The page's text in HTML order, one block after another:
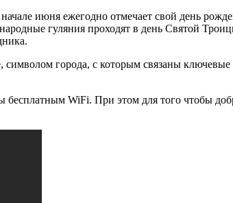
июня ежегодно отмечает свой день
гуляния проходят в день Святой
города, с которым связаны
WiFi. При этом для того чтобы